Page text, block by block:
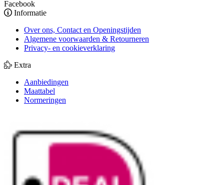
Facebook
Informatie
Over ons, Contact en Openingstijden
Algemene voorwaarden & Retourneren
Privacy- en cookieverklaring
Extra
Aanbiedingen
Maattabel
Normeringen